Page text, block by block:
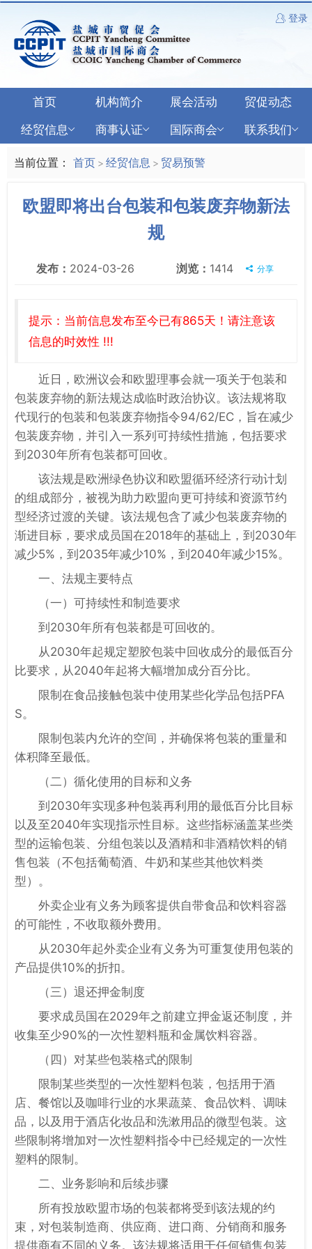
登录
首页 机构简介 展会活动
贸促动态
经贸信息
商事认证 国际商会 联系我们
当前位置： 首页 > 经贸信息 > 贸易预警
欧盟即将出台包装和包装废弃物新法
规
发布： 2024-03-26 浏览： 1414 分享
提示：当前信息发布至今已有865天！请注意该
信息的时效性 !!!
近日，欧洲议会和欧盟理事会就一项关于包装和
包装废弃物的新法规达成临时政治协议。该法规将取
代现行的包装和包装废弃物指令94/62/EC，旨在减少
包装废弃物，并引入一系列可持续性措施，包括要求
到2030年所有包装都可回收。
该法规是欧洲绿色协议和欧盟循环经济行动计划
的组成部分，被视为助力欧盟向更可持续和资源节约
型经济过渡的关键。该法规包含了减少包装废弃物的
渐进目标，要求成员国在2018年的基础上，到2030年
减少5%，到2035年减少10%，到2040年减少15%。
一、法规主要特点
（一）可持续性和制造要求
到2030年所有包装都是可回收的。
从2030年起规定塑胶包装中回收成分的最低百分
比要求，从2040年起将大幅增加成分百分比。
限制在食品接触包装中使用某些化学品包括PFA
S。
限制包装内允许的空间，并确保将包装的重量和
体积降至最低。
（二）循化使用的目标和义务
到2030年实现多种包装再利用的最低百分比目标
以及至2040年实现指示性目标。这些指标涵盖某些类
型的运输包装、分组包装以及酒精和非酒精饮料的销
售包装（不包括葡萄酒、牛奶和某些其他饮料类
型）。
外卖企业有义务为顾客提供自带食品和饮料容器
的可能性，不收取额外费用。
从2030年起外卖企业有义务为可重复使用包装的
产品提供10%的折扣。
（三）退还押金制度
要求成员国在2029年之前建立押金返还制度，并
收集至少90%的一次性塑料瓶和金属饮料容器。
（四）对某些包装格式的限制
限制某些类型的一次性塑料包装，包括用于酒
店、餐馆以及咖啡行业的水果蔬菜、食品饮料、调味
品，以及用于酒店化妆品和洗漱用品的微型包装。这
些限制将增加对一次性塑料指令中已经规定的一次性
塑料的限制。
二、业务影响和后续步骤
所有投放欧盟市场的包装都将受到该法规的约
束，对包装制造商、供应商、进口商、分销商和服务
提供商有不同的义务。该法规将适用于任何销售包装